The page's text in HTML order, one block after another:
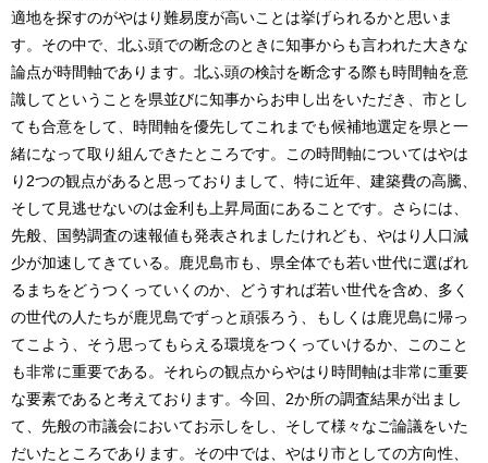
適地を探すのがやはり難易度が高いことは挙げられるかと思いま
す。その中で、北ふ頭での断念のときに知事からも言われた大きな
論点が時間軸であります。北ふ頭の検討を断念する際も時間軸を意
識してということを県並びに知事からお申し出をいただき、市とし
ても合意をして、時間軸を優先してこれまでも候補地選定を県と一
緒になって取り組んできたところです。この時間軸についてはやは
り2つの観点があると思っておりまして、特に近年、建築費の高騰、
そして見逃せないのは金利も上昇局面にあることです。さらには、
先般、国勢調査の速報値も発表されましたけれども、やはり人口減
少が加速してきている。鹿児島市も、県全体でも若い世代に選ばれ
るまちをどうつくっていくのか、どうすれば若い世代を含め、多く
の世代の人たちが鹿児島でずっと頑張ろう、もしくは鹿児島に帰っ
てこよう、そう思ってもらえる環境をつくっていけるか、このこと
も非常に重要である。それらの観点からやはり時間軸は非常に重要
な要素であると考えております。今回、2か所の調査結果が出まし
て、先般の市議会においてお示しをし、そして様々なご論議をいた
だいたところであります。その中では、やはり市としての方向性、